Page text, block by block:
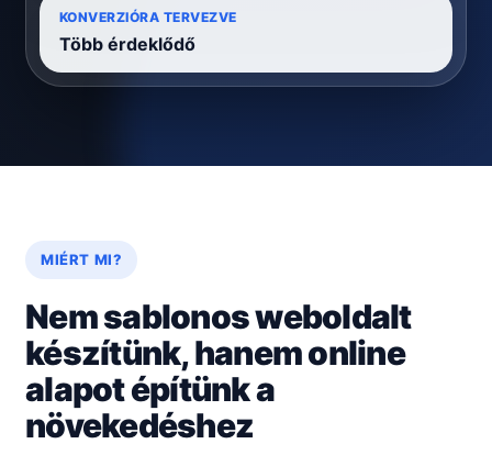
KONVERZIÓRA TERVEZVE
Több érdeklődő
MIÉRT MI?
Nem sablonos weboldalt
készítünk, hanem online
alapot építünk a
növekedéshez